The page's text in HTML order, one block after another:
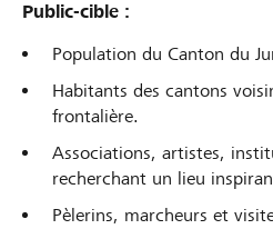
Public-cible :
Population du Canton du
Habitants des cantons
frontalière.
Associations, artistes,
recherchant un lieu
Pèlerins, marcheurs et